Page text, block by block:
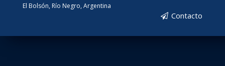
El Bolsón, Río Negro, Argentina
Contacto